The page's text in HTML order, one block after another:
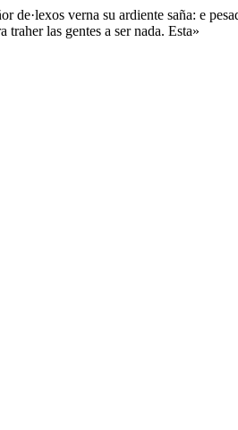
verna su ardiente saña: e
las gentes a ser nada. Esta»